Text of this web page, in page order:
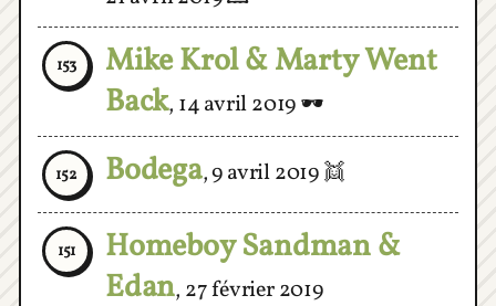
153
Mike Krol & Marty Went
Back,14 avril 2019🕶
152 Bodega,9 avril 2019👯
151
Homeboy Sandman &
Edan,27 février 2019